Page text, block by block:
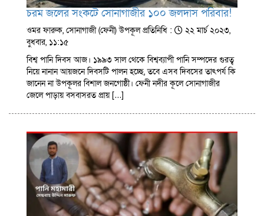
চরম জলের সংকটে সোনাগাজীর ১০০ জলদাস পরিবার!
ওমর ফারুক, সোনাগাজী (ফেনী) উপকূল প্রতিনিধি :
২২ মার্চ ২০২৩,
বুধবার, ১১:১৫
বিশ্ব পানি দিবস আজ। ১৯৯৩ সাল থেকে বিশ্বব্যাপী পানি সম্পদের গুরত্ব
নিয়ে নানান আয়জনে দিবসটি পালন হচ্ছে, তবে এসব দিবসের তাৎপর্য কি
জানেন না উপকূলর বিশাল জনগোষ্ঠী। ফেনী নদীর কূলে সোনাগাজীর
জেলে পাড়ায় বসবাসরত প্রায় […]